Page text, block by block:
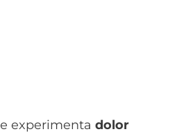
experimenta dolor